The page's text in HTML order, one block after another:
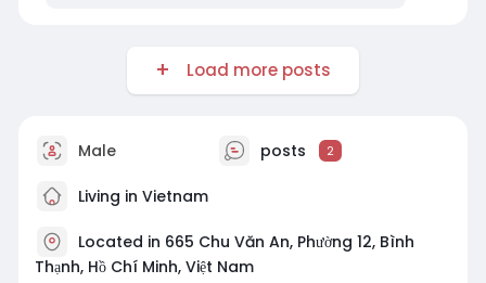
Load more posts
Male posts 2
Living in Vietnam
Located in 665 Chu Văn An, Phường 12, Bình
Thạnh, Hồ Chí Minh, Việt Nam